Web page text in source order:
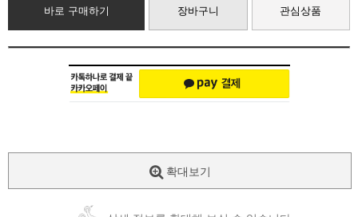
바로 구매하기 장바구니 관심상품
확대보기